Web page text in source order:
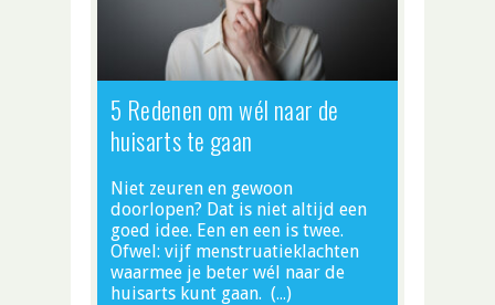
5 Redenen om wél naar de
huisarts te gaan
Niet zeuren en gewoon
doorlopen? Dat is niet altijd een
goed idee. Een en een is twee.
Ofwel: vijf menstruatieklachten
waarmee je beter wél naar de
huisarts kunt gaan. (…)